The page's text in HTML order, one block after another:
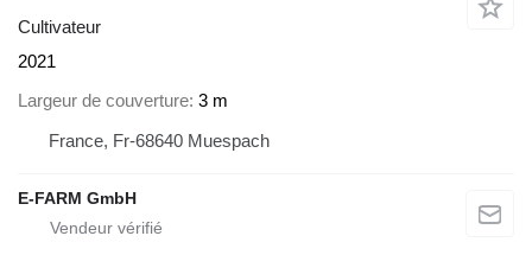
Cultivateur
2021
Largeur de couverture 3 m
France, Fr-68640 Muespach
E-FARM GmbH